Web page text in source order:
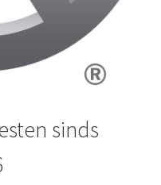
sinds